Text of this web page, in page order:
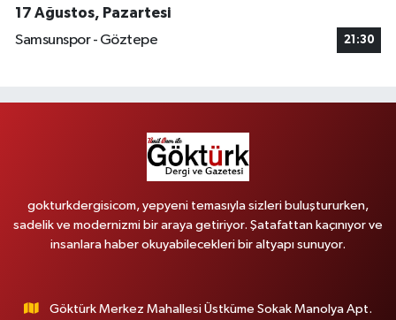
17 Ağustos, Pazartesi
Samsunspor - Göztepe
21:30
gokturkdergisicom, yepyeni temasıyla sizleri buluştururken,
sadelik ve modernizmi bir araya getiriyor. Şatafattan kaçınıyor ve
insanlara haber okuyabilecekleri bir altyapı sunuyor.
Göktürk Merkez Mahallesi Üstküme Sokak Manolya Apt.